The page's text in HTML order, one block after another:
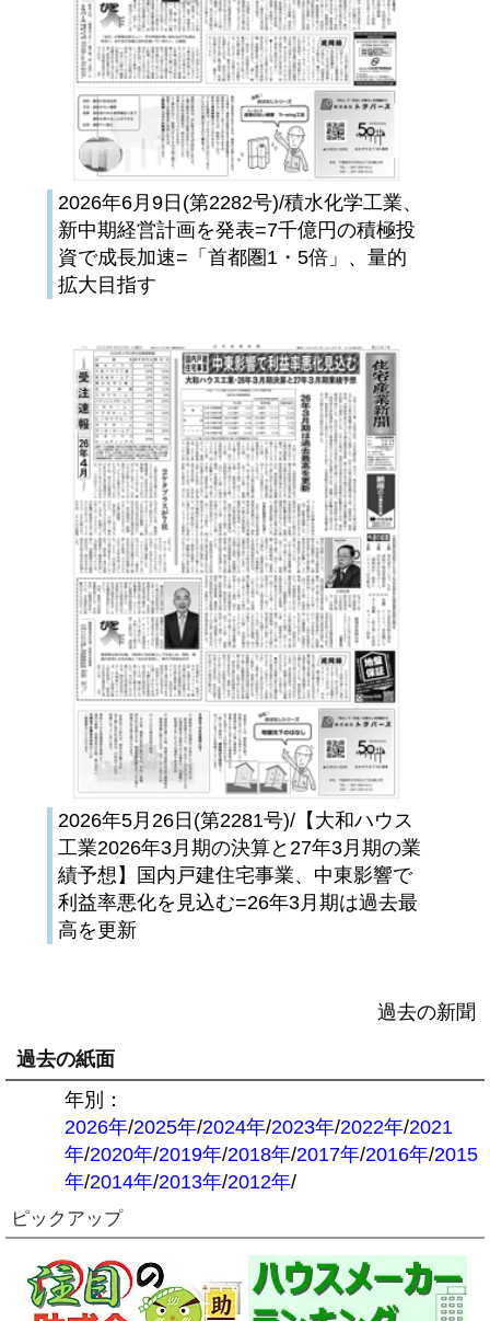
2026年6月9日(第2282号)/積水化学工業、
新中期経営計画を発表=7千億円の積極投
資で成長加速=「首都圏1・5倍」、量的
拡大目指す
2026年5月26日(第2281号)/【大和ハウス
工業2026年3月期の決算と27年3月期の業
績予想】国内戸建住宅事業、中東影響で
利益率悪化を見込む=26年3月期は過去最
高を更新
過去の新聞
過去の紙面
年別：
2026年/2025年/2024年/2023年/2022年/2021
年/2020年/2019年/2018年/2017年/2016年/2015
年/2014年/2013年/2012年/
ピックアップ